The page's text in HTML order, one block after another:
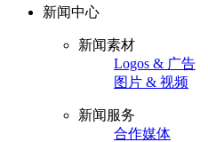
新闻中心
新闻素材
Logos & 广告
图片 & 视频
新闻服务
合作媒体